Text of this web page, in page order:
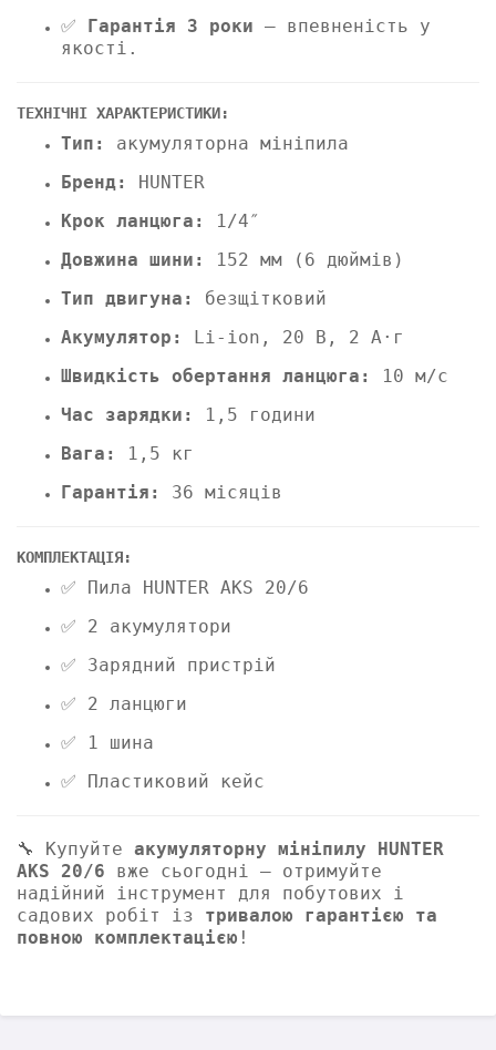
✅ Гарантія 3 роки – впевненість у
якості.
ТЕХНІЧНІ ХАРАКТЕРИСТИКИ:
Тип:
акумуляторна мініпила
Бренд:
HUNTER
Крок ланцюга:
1/4″
Довжина шини:
152 мм (6 дюймів)
Тип двигуна:
безщітковий
Акумулятор:
Li-ion, 20 В, 2 А·г
Швидкість обертання ланцюга:
10 м/с
Час зарядки:
1,5 години
Вага:
1,5 кг
Гарантія:
36 місяців
КОМПЛЕКТАЦІЯ:
✅ Пила HUNTER AKS 20/6
✅ 2 акумулятори
✅ Зарядний пристрій
✅ 2 ланцюги
✅ 1 шина
✅ Пластиковий кейс
🔧 Купуйте акумуляторну мініпилу HUNTER
AKS 20/6 вже сьогодні — отримуйте
надійний інструмент для побутових і
садових робіт із тривалою гарантією та
повною комплектацією !